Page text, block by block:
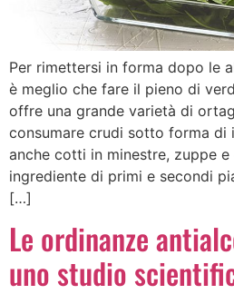
Per rimettersi in forma dopo le
è meglio che fare il pieno di
offre una grande varietà di
consumare crudi sotto forma di
anche cotti in minestre, zuppe
ingrediente di primi e secondi
[…]
Le ordinanze
uno studio